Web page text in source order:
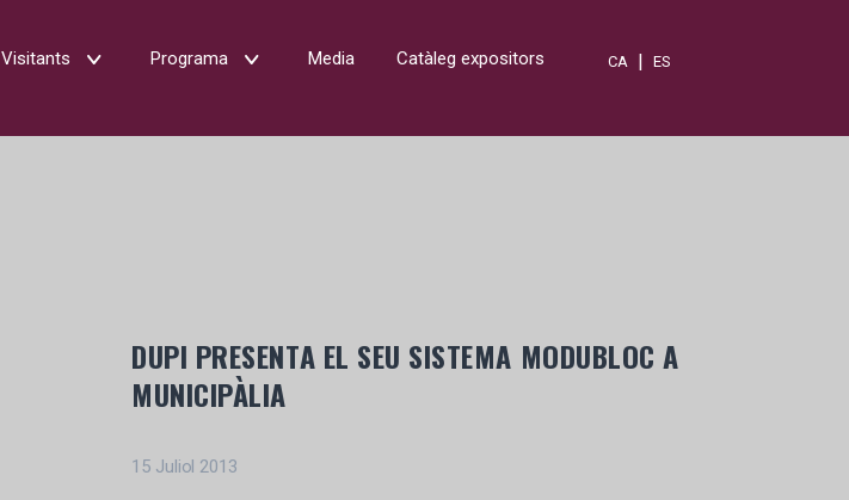
Visitants Programa Media Catàleg expositors CA |ES
DUPI PRESENTA EL SEU SISTEMA MODUBLOC A
MUNICIPÀLIA
15 Juliol 2013